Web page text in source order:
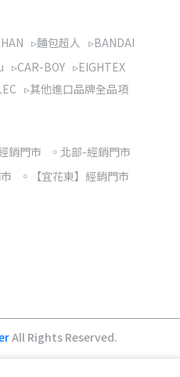
▹麵包超人 ▹BANDAI
▹CAR-BOY ▹EIGHTEX
▹其他進口品牌全品項
銷門市
◦北部-經銷門市
◦【宜花東】經銷門市
All Rights Reserved.